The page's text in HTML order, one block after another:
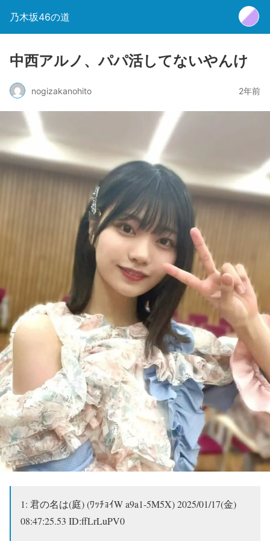
乃木坂46の道
中西アルノ、パパ活してないやんけ
nogizakanohito 2年前
1: 君の名は(庭) (ﾜｯﾁｮｲW a9a1-5M5X)2025/01/17(金)
08:47:25.53 ID:ffLrLuPV0